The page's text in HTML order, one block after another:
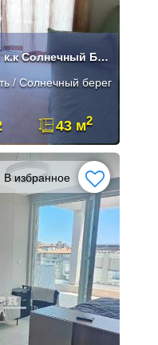
Двухкомнатная квартира в к.к Солнечный Берег!
/ Солнечный берег
43 м2
В избранное